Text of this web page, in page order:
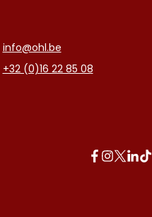
info@ohl.be
+32 (0)16 22 85 08